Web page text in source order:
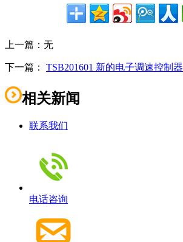
上一篇： 无
下一篇： TSB201601 新的电子调速控制器
相关新闻
联系我们
电话咨询